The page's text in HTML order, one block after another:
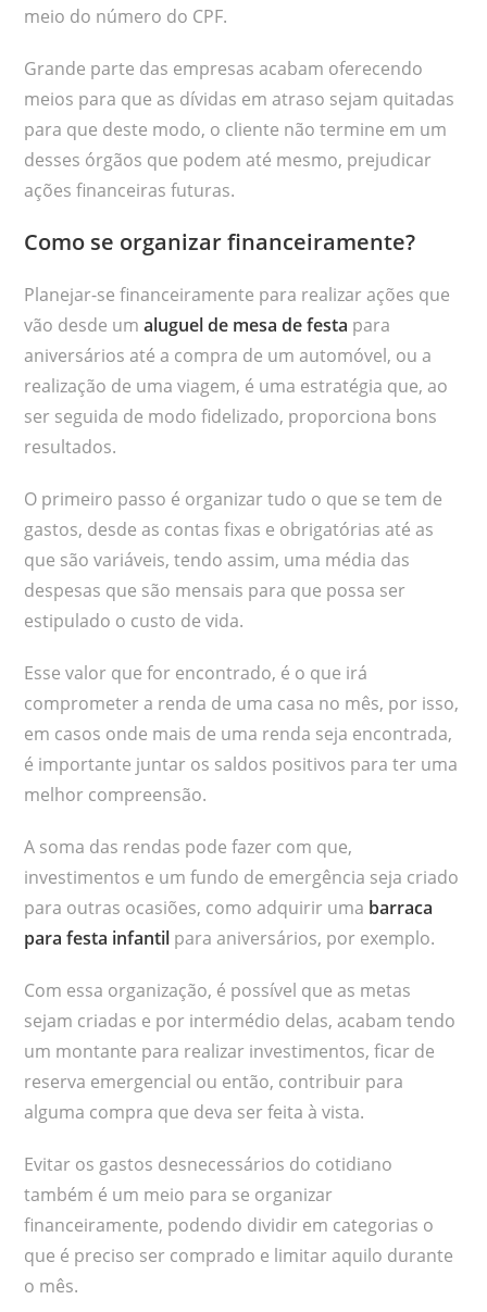
meio do número do CPF.
Grande parte das empresas acabam oferecendo
meios para que as dívidas em atraso sejam quitadas
para que deste modo, o cliente não termine em um
desses órgãos que podem até mesmo, prejudicar
ações financeiras futuras.
Como se organizar financeiramente?
Planejar-se financeiramente para realizar ações que
vão desde umaluguel de mesa de festa para
aniversários até a compra de um automóvel, ou a
realização de uma viagem, é uma estratégia que, ao
ser seguida de modo fidelizado, proporciona bons
resultados.
O primeiro passo é organizar tudo o que se tem de
gastos, desde as contas fixas e obrigatórias até as
que são variáveis, tendo assim, uma média das
despesas que são mensais para que possa ser
estipulado o custo de vida.
Esse valor que for encontrado, é o que irá
comprometer a renda de uma casa no mês, por isso,
em casos onde mais de uma renda seja encontrada,
é importante juntar os saldos positivos para ter uma
melhor compreensão.
A soma das rendas pode fazer com que,
investimentos e um fundo de emergência seja criado
para outras ocasiões, como adquirir uma barraca
para festa infantil para aniversários, por exemplo.
Com essa organização, é possível que as metas
sejam criadas e por intermédio delas, acabam tendo
um montante para realizar investimentos, ficar de
reserva emergencial ou então, contribuir para
alguma compra que deva ser feita à vista.
Evitar os gastos desnecessários do cotidiano
também é um meio para se organizar
financeiramente, podendo dividir em categorias o
que é preciso ser comprado e limitar aquilo durante
o mês.